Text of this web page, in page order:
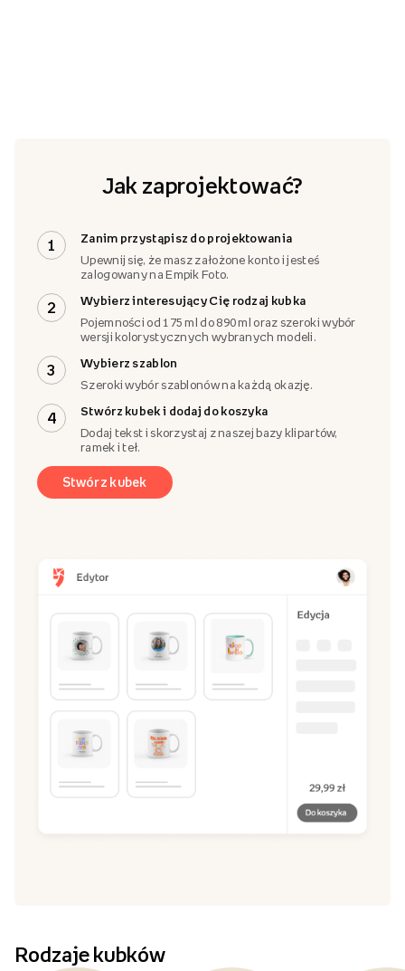
Jak zaprojektować?
1
Zanim przystąpisz do projektowania
Upewnij się, że masz założone konto i jesteś
zalogowany na Empik Foto.
2
Wybierz interesujący Cię rodzaj kubka
Pojemności od 175 ml do 890 ml oraz szeroki wybór
wersji kolorystycznych wybranych modeli.
3
Wybierz szablon
Szeroki wybór szablonów na każdą okazję.
4
Stwórz kubek i dodaj do koszyka
Dodaj tekst i skorzystaj z naszej bazy klipartów,
ramek i teł.
Stwórz kubek
Rodzaje kubków